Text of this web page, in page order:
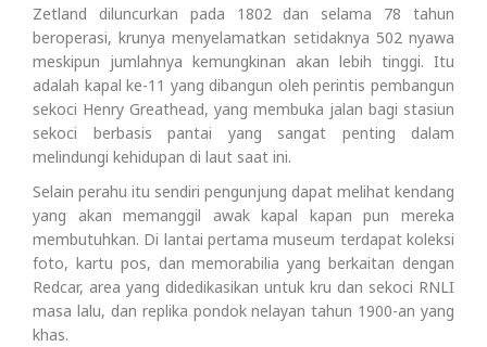
Zetland diluncurkan pada 1802 dan selama 78 tahun
beroperasi, krunya menyelamatkan setidaknya 502 nyawa
meskipun jumlahnya kemungkinan akan lebih tinggi. Itu
adalah kapal ke-11 yang dibangun oleh perintis pembangun
sekoci Henry Greathead, yang membuka jalan bagi stasiun
sekoci berbasis pantai yang sangat penting dalam
melindungi kehidupan di laut saat ini.
Selain perahu itu sendiri pengunjung dapat melihat kendang
yang akan memanggil awak kapal kapan pun mereka
membutuhkan. Di lantai pertama museum terdapat koleksi
foto, kartu pos, dan memorabilia yang berkaitan dengan
Redcar, area yang didedikasikan untuk kru dan sekoci RNLI
masa lalu, dan replika pondok nelayan tahun 1900-an yang
khas.